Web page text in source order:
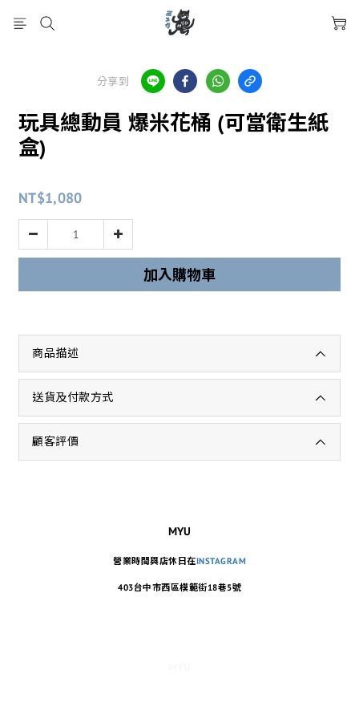
分享到
玩具總動員 爆米花桶 (可當衛生紙
盒)
NT$1,080
加入購物車
商品描述
送貨及付款方式
顧客評價
MYU
營業時間與店休日在INSTAGRAM
403台中市西區模範街18巷5號